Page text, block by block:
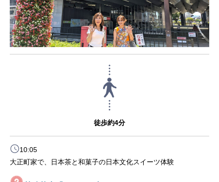
徒歩約4分
10:05
大正町家で、日本茶と和菓子の日本文化スイーツ体験